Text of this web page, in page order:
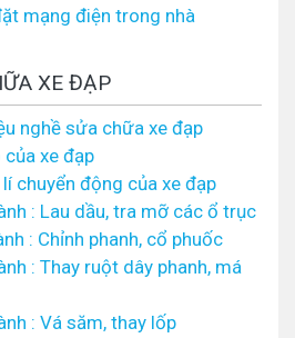
mạng điện trong nhà
XE ĐẠP
nghề sửa chữa xe đạp
của xe đạp
lí chuyển động của xe đạp
: Lau dầu, tra mỡ các ổ trục
: Chỉnh phanh, cổ phuốc
: Thay ruột dây phanh, má
: Vá săm, thay lốp